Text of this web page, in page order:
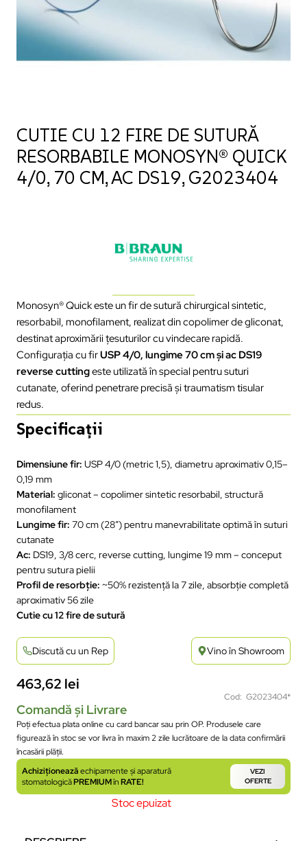
CUTIE CU 12 FIRE DE SUTURĂ
RESORBABILE MONOSYN® QUICK
4/0, 70 CM, AC DS19, G2023404
Monosyn® Quick este un fir de sutură chirurgical sintetic,
resorbabil, monofilament, realizat din copolimer de gliconat,
destinat aproximării țesuturilor cu vindecare rapidă.
Configurația cu firUSP 4/0, lungime 70 cm și ac DS19
reverse cuttingeste utilizată în special pentru suturi
cutanate, oferind penetrare precisă și traumatism tisular
redus.
Specificații
Dimensiune fir: USP 4/0 (metric 1,5), diametru aproximativ 0,15–
0,19 mm
Material: gliconat – copolimer sintetic resorbabil, structură
monofilament
Lungime fir: 70 cm (28″) pentru manevrabilitate optimă în suturi
cutanate
Ac: DS19, 3/8 cerc, reverse cutting, lungime 19 mm – conceput
pentru sutura pielii
Profil de resorbție: ~50% rezistență la 7 zile, absorbție completă
aproximativ 56 zile
Cutie cu 12 fire de sutură
Discută cu un Rep Vino în Showroom
463,62 lei
Cod: G2023404*
Comandă și Livrare
Poți efectua plata online cu card bancar sau prin OP. Produsele care
figurează în stoc se vor livra în maxim 2 zile lucrătoare de la data confirmării
încasării plății.
Achiziționeazăechipamente și aparatură
stomatologicăPREMIUMînRATE!
VEZI
OFERTE
Stoc epuizat